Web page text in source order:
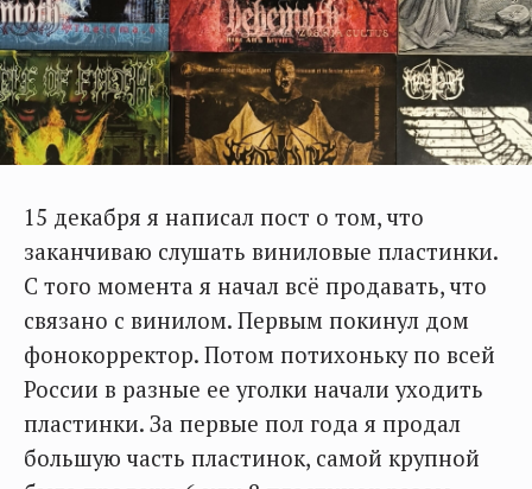
15 декабря я написал пост о том, что
заканчиваю слушать виниловые пластинки.
С того момента я начал всё продавать, что
связано с винилом. Первым покинул дом
фонокорректор. Потом потихоньку по всей
России в разные ее уголки начали уходить
пластинки. За первые пол года я продал
большую часть пластинок, самой крупной